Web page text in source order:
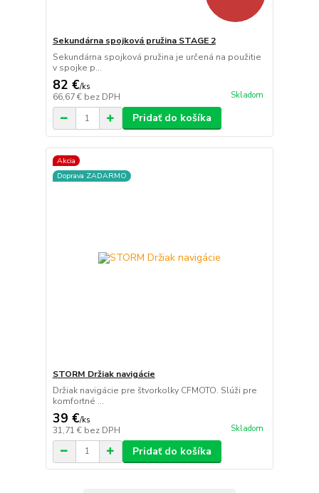
Sekundárna spojková pružina STAGE 2
Sekundárna spojková pružina je určená na použitie
v spojke p...
82 €/ks
66,67 € bez DPH Skladom
Pridať do košíka
Akcia
Doprava ZADARMO
STORM Držiak navigácie
Držiak navigácie pre štvorkolky CFMOTO. Slúži pre
komfortné ...
39 €/ks
31,71 € bez DPH Skladom
Pridať do košíka